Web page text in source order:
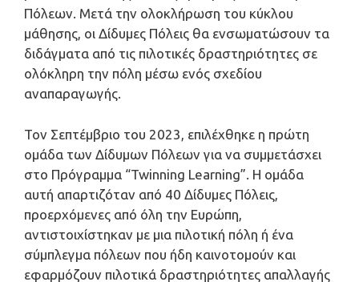
Πόλεων. Μετά την ολοκλήρωση του κύκλου
μάθησης, οι Δίδυμες Πόλεις θα ενσωματώσουν τα
διδάγματα από τις πιλοτικές δραστηριότητες σε
ολόκληρη την πόλη μέσω ενός σχεδίου
αναπαραγωγής.
Τον Σεπτέμβριο του 2023, επιλέχθηκε η πρώτη
ομάδα των Δίδυμων Πόλεων για να συμμετάσχει
στο Πρόγραμμα “Twinning Learning”. Η ομάδα
αυτή απαρτιζόταν από 40 Δίδυμες Πόλεις,
προερχόμενες από όλη την Ευρώπη,
αντιστοιχίστηκαν με μια πιλοτική πόλη ή ένα
σύμπλεγμα πόλεων που ήδη καινοτομούν και
εφαρμόζουν πιλοτικά δραστηριότητες απαλλαγής